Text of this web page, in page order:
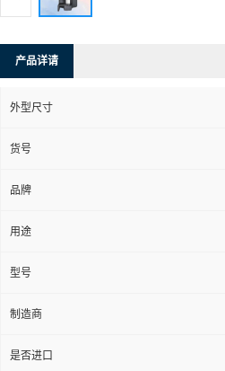
产品详请
外型尺寸
货号
品牌
用途
型号
制造商
是否进口